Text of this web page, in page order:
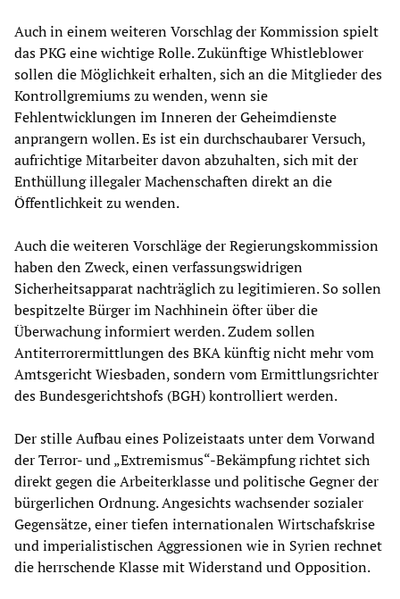
Auch in einem weiteren Vorschlag der Kommission spielt
das PKG eine wichtige Rolle. Zukünftige Whistleblower
sollen die Möglichkeit erhalten, sich an die Mitglieder des
Kontrollgremiums zu wenden, wenn sie
Fehlentwicklungen im Inneren der Geheimdienste
anprangern wollen. Es ist ein durchschaubarer Versuch,
aufrichtige Mitarbeiter davon abzuhalten, sich mit der
Enthüllung illegaler Machenschaften direkt an die
Öffentlichkeit zu wenden.
Auch die weiteren Vorschläge der Regierungskommission
haben den Zweck, einen verfassungswidrigen
Sicherheitsapparat nachträglich zu legitimieren. So sollen
bespitzelte Bürger im Nachhinein öfter über die
Überwachung informiert werden. Zudem sollen
Antiterrorermittlungen des BKA künftig nicht mehr vom
Amtsgericht Wiesbaden, sondern vom Ermittlungsrichter
des Bundesgerichtshofs (BGH) kontrolliert werden.
Der stille Aufbau eines Polizeistaats unter dem Vorwand
der Terror- und „Extremismus“-Bekämpfung richtet sich
direkt gegen die Arbeiterklasse und politische Gegner der
bürgerlichen Ordnung. Angesichts wachsender sozialer
Gegensätze, einer tiefen internationalen Wirtschafskrise
und imperialistischen Aggressionen wie in Syrien rechnet
die herrschende Klasse mit Widerstand und Opposition.